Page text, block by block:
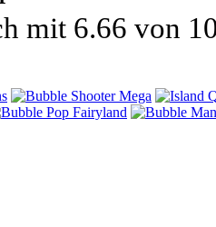
mit 6.66 von